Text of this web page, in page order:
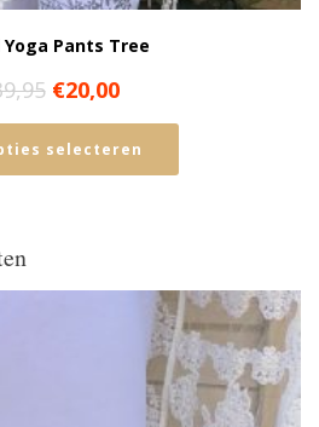
Yoga Pants Tree
Oorspronkelijke
prijs
was:
€39,95.
€20,00Huidige
prijs
is:
€20,00.
selecteren